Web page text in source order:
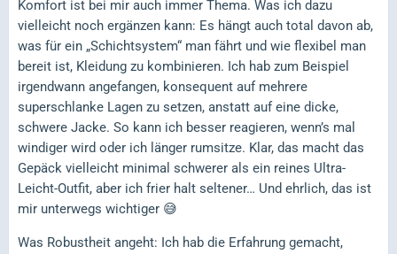
Komfort ist bei mir auch immer Thema. Was ich dazu
vielleicht noch ergänzen kann: Es hängt auch total davon ab,
was für ein „Schichtsystem“ man fährt und wie flexibel man
bereit ist, Kleidung zu kombinieren. Ich hab zum Beispiel
irgendwann angefangen, konsequent auf mehrere
superschlanke Lagen zu setzen, anstatt auf eine dicke,
schwere Jacke. So kann ich besser reagieren, wenn’s mal
windiger wird oder ich länger rumsitze. Klar, das macht das
Gepäck vielleicht minimal schwerer als ein reines Ultra-
Leicht-Outfit, aber ich frier halt seltener… Und ehrlich, das ist
mir unterwegs wichtiger 😅
Was Robustheit angeht: Ich hab die Erfahrung gemacht,